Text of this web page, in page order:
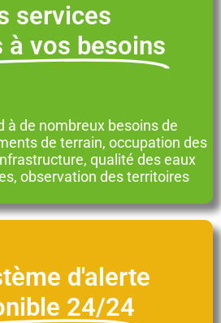
services
à vos besoins
à de nombreux besoins de
de terrain, occupation des
qualité des eaux
observation des territoires
d'alerte
24/24